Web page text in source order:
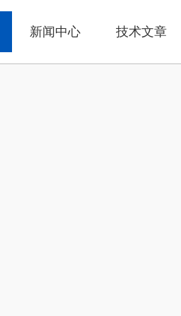
新闻中心 技术文章